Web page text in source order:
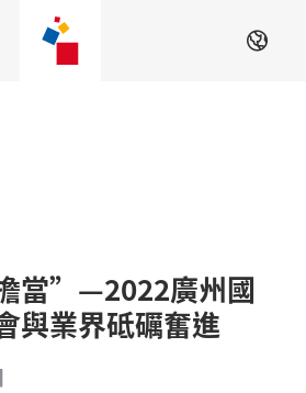
ZH
當”—2022廣州國
與業界砥礪奮進